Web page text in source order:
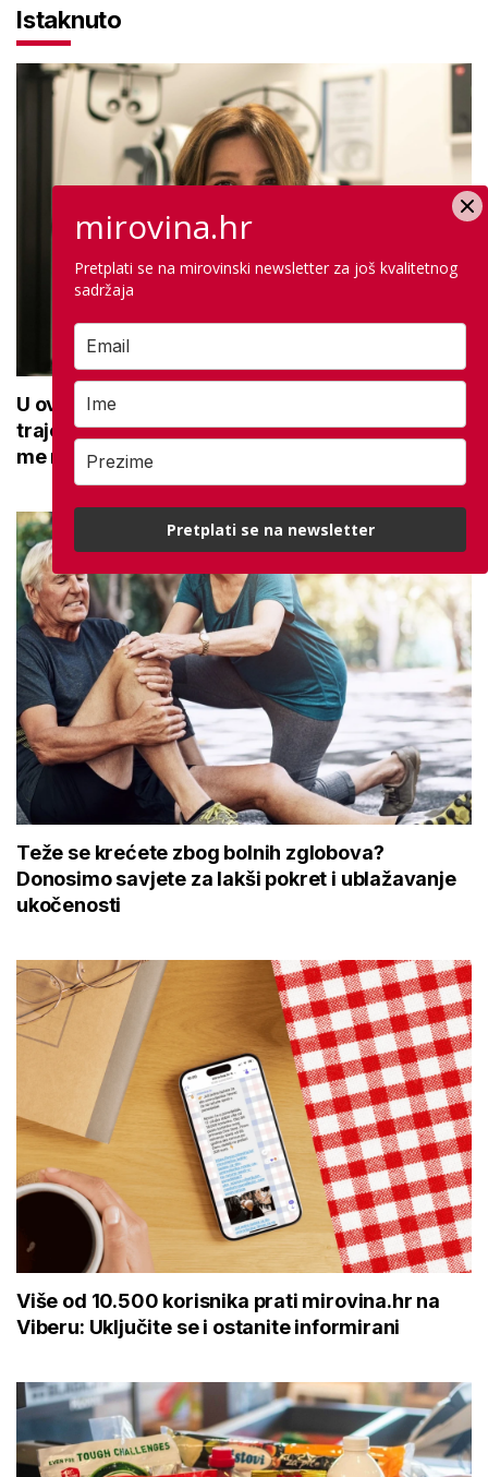
Istaknuto
U ovoj optici rade najdetaljniji pregled vida,
traje sat vremena: Bila sam na njemu, evo što
me naučio
Teže se krećete zbog bolnih zglobova?
Donosimo savjete za lakši pokret i ublažavanje
ukočenosti
Više od 10.500 korisnika prati mirovina.hr na
Viberu: Uključite se i ostanite informirani
mirovina.hr
Pretplati se na mirovinski newsletter za još kvalitetnog
sadržaja
Pretplati se na newsletter